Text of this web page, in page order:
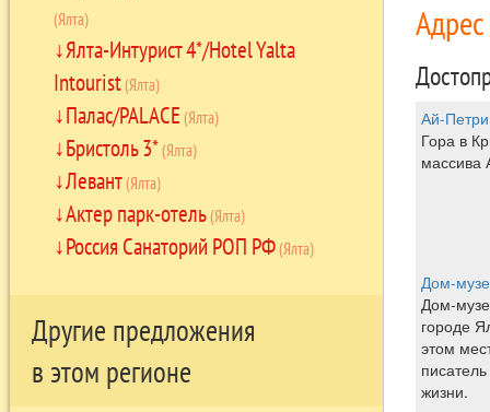
(Ялта)
Ялта-Интурист 4*/Hotel Yalta
Intourist(Ялта)
Палас/PALACE (Ялта)
Бристоль 3*(Ялта)
Левант(Ялта)
Актер парк-отель(Ялта)
Россия Санаторий РОП РФ(Ялта)
Другие предложения
в этом регионе
Адрес
Ай-Петри
Гора в
массива
Дом-
Дом-
городе
этом
жизни.